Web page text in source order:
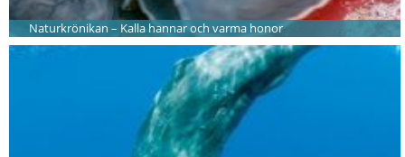
Naturkrönikan – Kalla hannar och varma honor